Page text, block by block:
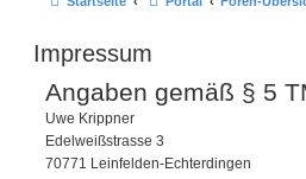
Impressum
Angaben gemäß § 5
Uwe Krippner
Edelweißstrasse 3
70771 Leinfelden-Echterdingen